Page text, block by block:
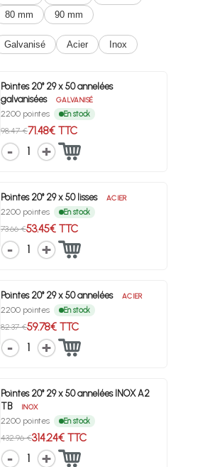
80 mm
90 mm
Galvanisé Acier Inox
Pointes 20° 29 x 50 annelées
galvanisées
GALVANISÉ
2200 pointes En stock
98.47 €71.48€ TTC
1
Pointes 20° 29 x 50 lisses ACIER
2200 pointes En stock
73.66 €53.45€ TTC
1
Pointes 20° 29 x 50 annelées ACIER
2200 pointes En stock
82.37 €59.78€ TTC
1
Pointes 20° 29 x 50 annelées INOX A2
TB
INOX
2200 pointes En stock
432.96 €314.24€ TTC
1